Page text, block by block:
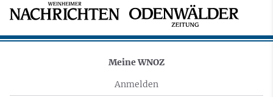
Meine WNOZ
Anmelden